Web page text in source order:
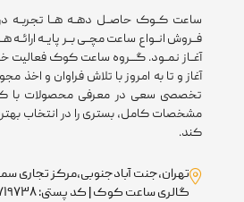
ساعت کــوک حاصــل دهــه هــا
فــروش انــواع ساعت مچــی بــر پایــه
آغاز و تا به امروز با تلاش فراوان و
تخصصی سعی در معرفی محصولات با
مشخصات کامل، بستری را در انتخاب
کند.
گالری ساعت کوک | کد پستی: ۱۴۷۴۷۱۹۷۳۸